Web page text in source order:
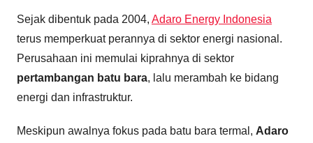
Sejak dibentuk pada 2004, Adaro Energy Indonesia
terus memperkuat perannya di sektor energi nasional.
Perusahaan ini memulai kiprahnya di sektor
pertambangan batu bara, lalu merambah ke bidang
energi dan infrastruktur.
Meskipun awalnya fokus pada batu bara termal, Adaro